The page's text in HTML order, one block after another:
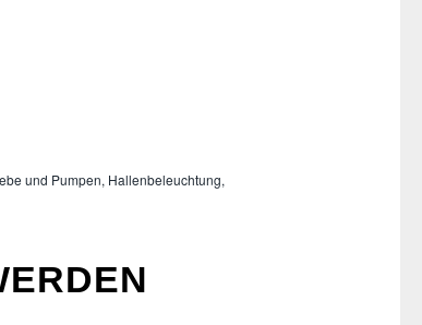
und Pumpen, Hallenbeleuchtung,